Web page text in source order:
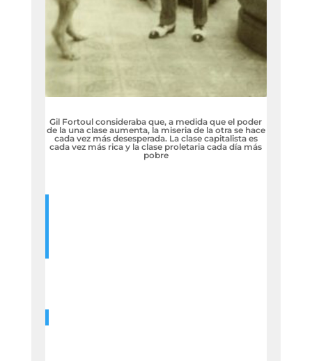
Gil Fortoul consideraba que, a medida que el poder
de la una clase aumenta, la miseria de la otra se hace
cada vez más desesperada. La clase capitalista es
cada vez más rica y la clase proletaria cada día más
pobre